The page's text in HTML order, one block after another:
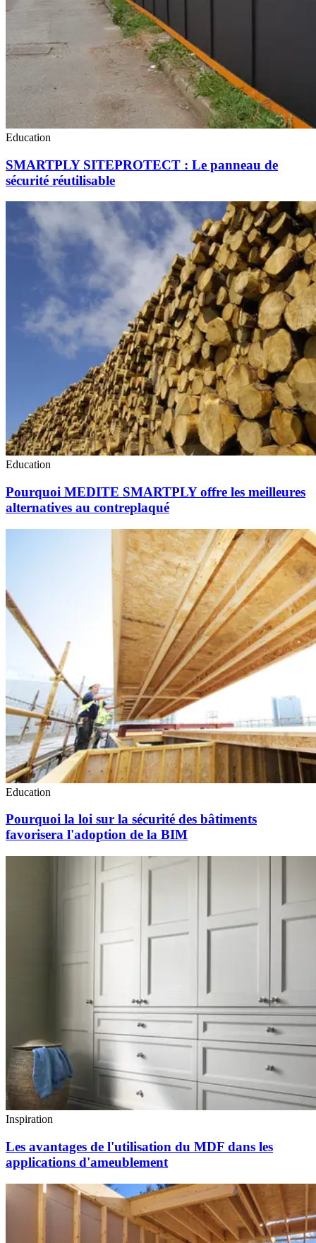
Education
SMARTPLY SITEPROTECT : Le panneau de
sécurité réutilisable
Education
Pourquoi MEDITE SMARTPLY offre les meilleures
alternatives au contreplaqué
Education
Pourquoi la loi sur la sécurité des bâtiments
favorisera l'adoption de la BIM
Inspiration
Les avantages de l'utilisation du MDF dans les
applications d'ameublement